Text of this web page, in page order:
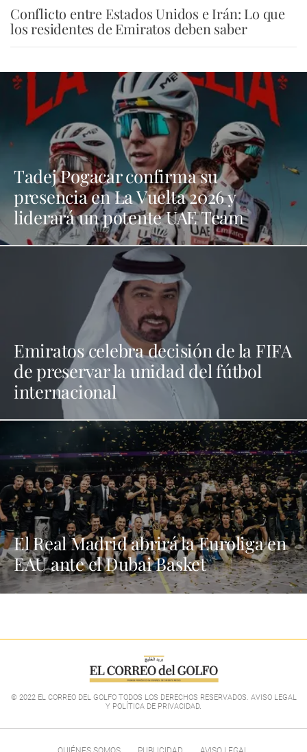
Conflicto entre Estados Unidos e Irán: Lo que
los residentes de Emiratos deben saber
Tadej Pogacar confirma su
presencia en La Vuelta 2026 y
liderará un potente UAE Team
Emiratos celebra decisión de la FIFA
de preservar la unidad del fútbol
internacional
El Real Madrid abrirá la Euroliga en
EAU ante el Dubai Basket
© 2022 EL CORREO DEL GOLFO TODOS LOS DERECHOS RESERVADOS. AVISO LEGAL
Y POLÍTICA DE PRIVACIDAD.